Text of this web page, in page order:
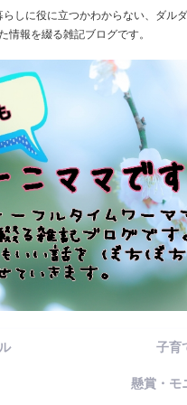
しに役に立つかわからない、ダル
情報を綴る雑記ブログです。
子育
懸賞・モ